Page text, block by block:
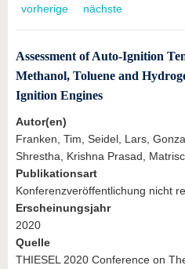
vorherige nächste
Assessment of Auto-Ignition
Methanol, Toluene and
Ignition Engines
Autor(en)
Franken, Tim, Seidel, Lars,
Shrestha, Krishna Prasad,
Publikationsart
Konferenzveröffentlichung nicht
Erscheinungsjahr
2020
Quelle
THIESEL 2020 Conference on